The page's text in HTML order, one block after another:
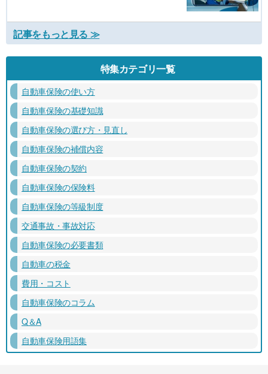
記事をもっと見る ≫
特集カテゴリ一覧
自動車保険の使い方
自動車保険の基礎知識
自動車保険の選び方・見直し
自動車保険の補償内容
自動車保険の契約
自動車保険の保険料
自動車保険の等級制度
交通事故・事故対応
自動車保険の必要書類
自動車の税金
費用・コスト
自動車保険のコラム
Q＆A
自動車保険用語集